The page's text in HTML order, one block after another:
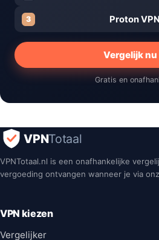
3 Proton VPN
Vergelijk
Gratis en
VPNTotaal
VPNTotaal.nl is een onafhankelijke
vergoeding ontvangen wanneer je via
VPN kiezen
Vergelijker